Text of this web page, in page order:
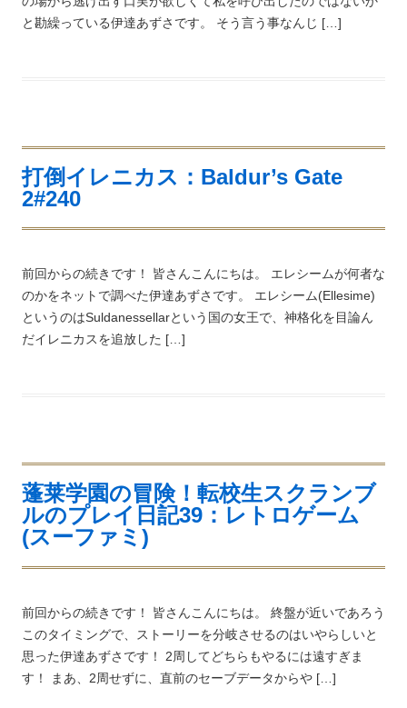
と勘繰っている伊達あずさです。 そう言う事なんじ […]
打倒イレニカス：Baldur’s Gate
2#240
前回からの続きです！ 皆さんこんにちは。 エレシームが何者な
のかをネットで調べた伊達あずさです。 エレシーム(Ellesime)
というのはSuldanessellarという国の女王で、神格化を目論ん
だイレニカスを追放した […]
蓬莱学園の冒険！転校生スクランブ
ルのプレイ日記39：レトロゲーム
(スーファミ)
前回からの続きです！ 皆さんこんにちは。 終盤が近いであろう
このタイミングで、ストーリーを分岐させるのはいやらしいと
思った伊達あずさです！ 2周してどちらもやるには遠すぎま
す！ まあ、2周せずに、直前のセーブデータからや […]